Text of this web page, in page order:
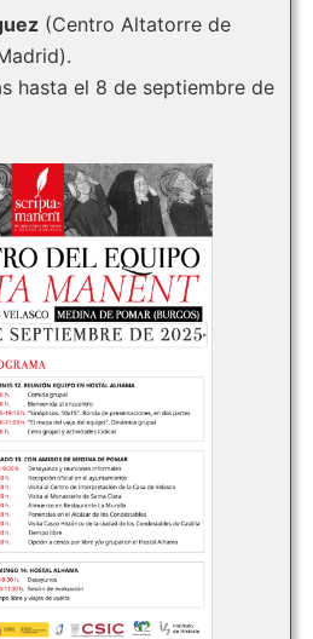
(Centro Altatorre de
hasta el 8 de septiembre de